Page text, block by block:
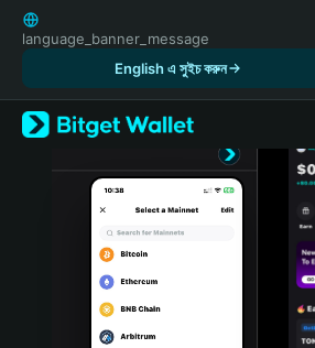
English
日本語
Русский
Español (Latinoamérica)
Türkçe
Português (Portugal)
Bahasa Indonesia
language_banner_message
English এ সুইচ করুন